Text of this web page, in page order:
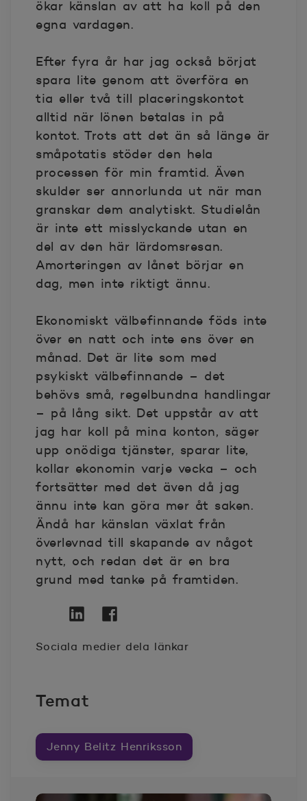
ökar känslan av att ha koll på den
egna vardagen.
Efter fyra år har jag också börjat
spara lite genom att överföra en
tia eller två till placeringskontot
alltid när lönen betalas in på
kontot. Trots att det än så länge är
småpotatis stöder den hela
processen för min framtid. Även
skulder ser annorlunda ut när man
granskar dem analytiskt. Studielån
är inte ett misslyckande utan en
del av den här lärdomsresan.
Amorteringen av lånet börjar en
dag, men inte riktigt ännu.
Ekonomiskt välbefinnande föds inte
över en natt och inte ens över en
månad. Det är lite som med
psykiskt välbefinnande – det
behövs små, regelbundna handlingar
– på lång sikt. Det uppstår av att
jag har koll på mina konton, säger
upp onödiga tjänster, sparar lite,
kollar ekonomin varje vecka – och
fortsätter med det även då jag
ännu inte kan göra mer åt saken.
Ändå har känslan växlat från
överlevnad till skapande av något
nytt, och redan det är en bra
grund med tanke på framtiden.
Sociala medier dela länkar
Temat
Jenny Belitz Henriksson